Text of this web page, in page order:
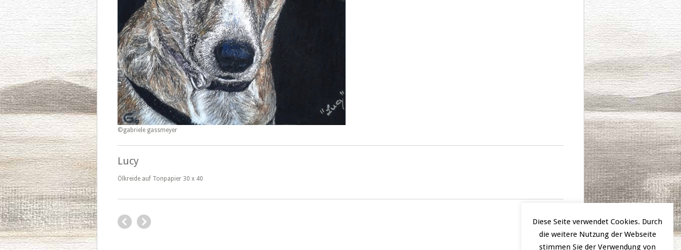
©gabriele gassmeyer
Lucy
Ölkreide auf Tonpapier 30 x 40
Diese Seite verwendet Cookies. Durch
die weitere Nutzung der Webseite
stimmen Sie der Verwendung von